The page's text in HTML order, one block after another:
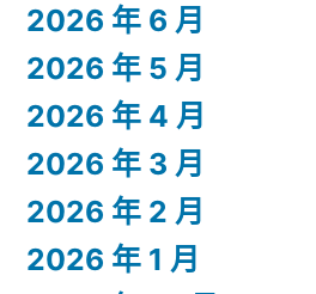
2026 年 6 月
2026 年 5 月
2026 年 4 月
2026 年 3 月
2026 年 2 月
2026 年 1 月